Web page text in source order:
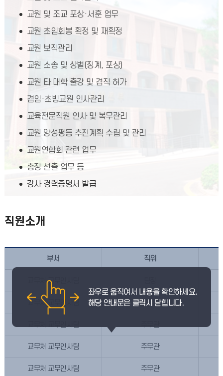
교원 및 조교 포상·서훈 업무
교원 초임회봉 획정 및 재획정
교원 보직관리
교원 소송 및 상벌(징계, 포상)
교원 타 대학 출강 및 겸직 허가
겸임·초빙교원 인사관리
교육전문직원 인사 및 복무관리
교원 양성평등 추진계획 수립 및 관리
교원연합회 관련 업무
총장 선출 업무 등
강사 경력증명서 발급
직원소개
부서 직위
교무처 교무인사팀
교무처 교무인사팀 주무관
교무처 교무인사팀 주무관
교무처 교무인사팀 주무관